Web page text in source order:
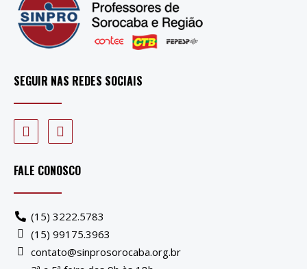
SEGUIR NAS REDES SOCIAIS
FALE CONOSCO
(15) 3222.5783
(15) 99175.3963
contato@sinprosorocaba.org.br